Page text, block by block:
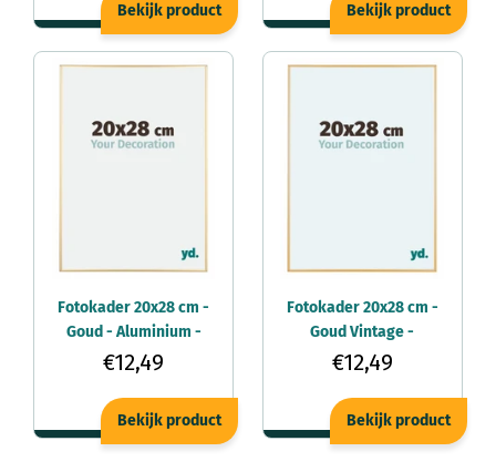
Bekijk product Bekijk product
Fotokader 20x28 cm -
Goud - Aluminium -
Kent
€12,49
Bekijk product
Fotokader 20x28 cm -
Goud Vintage -
Aluminium - Kent
€12,49
Bekijk product